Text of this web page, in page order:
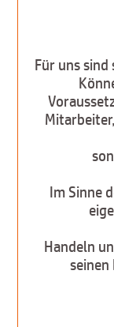
Für uns
Im Sinne
Handeln